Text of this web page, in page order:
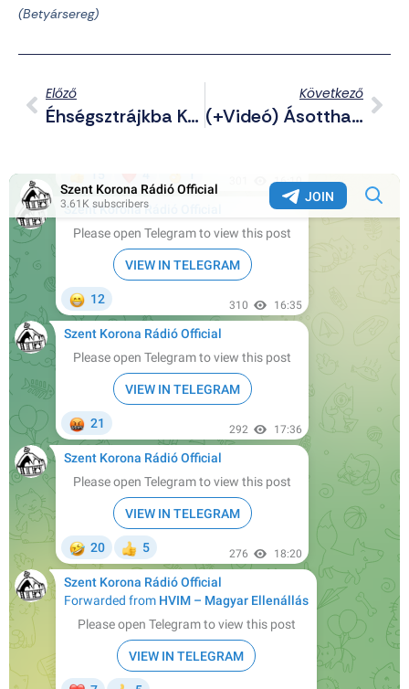
(Betyársereg)
Előző
Éhségsztrájkba Kezdtek A Migránsok Belgrádban
Következő
(+Videó) Ásotthalmon Fogták El Tavaly A Würzburgi Baltás Terroristát